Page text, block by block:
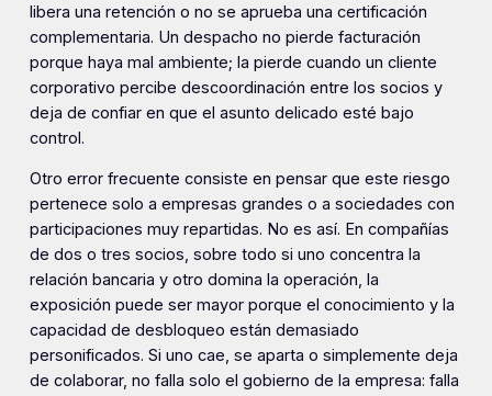
libera una retención o no se aprueba una certificación
complementaria. Un despacho no pierde facturación
porque haya mal ambiente; la pierde cuando un cliente
corporativo percibe descoordinación entre los socios y
deja de confiar en que el asunto delicado esté bajo
control.
Otro error frecuente consiste en pensar que este riesgo
pertenece solo a empresas grandes o a sociedades con
participaciones muy repartidas. No es así. En compañías
de dos o tres socios, sobre todo si uno concentra la
relación bancaria y otro domina la operación, la
exposición puede ser mayor porque el conocimiento y la
capacidad de desbloqueo están demasiado
personificados. Si uno cae, se aparta o simplemente deja
de colaborar, no falla solo el gobierno de la empresa: falla